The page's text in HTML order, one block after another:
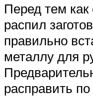
Перед тем
распил
правильно
металлу для
расправить